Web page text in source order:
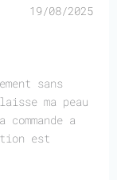
19/08/2025
sans
ma peau
a
est